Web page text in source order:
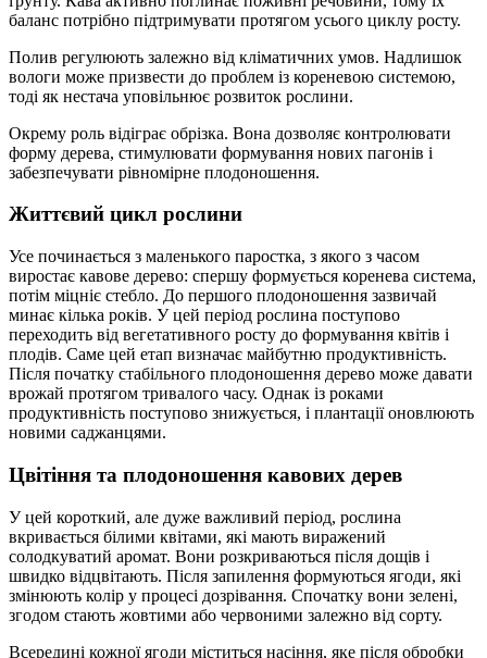
баланс потрібно підтримувати протягом усього циклу росту.
Полив регулюють залежно від кліматичних умов. Надлишок
вологи може призвести до проблем із кореневою системою,
тоді як нестача уповільнює розвиток рослини.
Окрему роль відіграє обрізка. Вона дозволяє контролювати
форму дерева, стимулювати формування нових пагонів і
забезпечувати рівномірне плодоношення.
Життєвий цикл рослини
Усе починається з маленького паростка, з якого з часом
виростає кавове дерево: спершу формується коренева система,
потім міцніє стебло. До першого плодоношення зазвичай
минає кілька років. У цей період рослина поступово
переходить від вегетативного росту до формування квітів і
плодів. Саме цей етап визначає майбутню продуктивність.
Після початку стабільного плодоношення дерево може давати
врожай протягом тривалого часу. Однак із роками
продуктивність поступово знижується, і плантації оновлюють
новими саджанцями.
Цвітіння та плодоношення кавових дерев
У цей короткий, але дуже важливий період, рослина
вкривається білими квітами, які мають виражений
солодкуватий аромат. Вони розкриваються після дощів і
швидко відцвітають. Після запилення формуються ягоди, які
змінюють колір у процесі дозрівання. Спочатку вони зелені,
згодом стають жовтими або червоними залежно від сорту.
Всередині кожної ягоди міститься насіння, яке після обробки